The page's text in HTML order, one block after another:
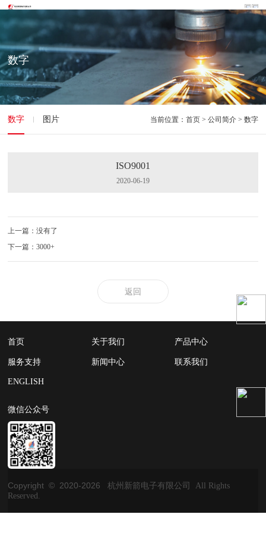
数字
数字 图片 当前位置： 首页> 公司简介 > 数字
ISO9001
2020-06-19
上一篇：没有了
下一篇：3000+
返回
首页 关于我们 产品中心
服务支持 新闻中心 联系我们
ENGLISH
微信公众号
Copyright © 2020-2026
杭州新箭电子有限公司 All Rights
Reserved.